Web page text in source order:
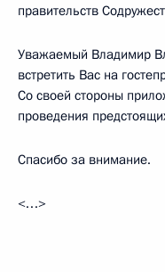
правительств
Уважаемый Владимир
встретить Вас на
Со своей стороны
проведения
Спасибо за внимание.
<…>